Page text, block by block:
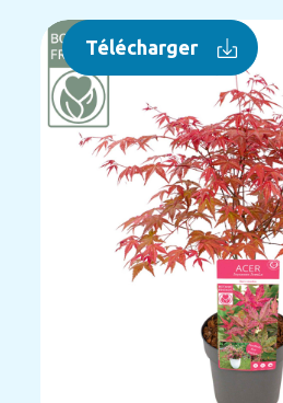
Télécharger